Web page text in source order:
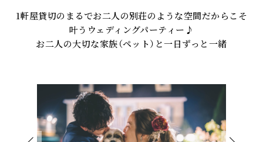
1軒屋貸切のまるでお二人の別荘のような空間だからこそ
叶うウェディングパーティー♪
お二人の大切な家族（ペット）と一日ずっと一緒